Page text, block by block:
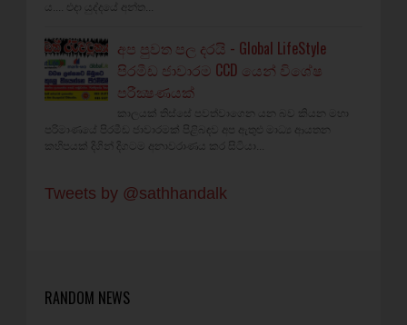
ය.... එදා යුද්දයේ අන්ත...
අප පුවත පල දරයි - Global LifeStyle
පිරමීඩ ජාවාරම CCD යෙන් විශේෂ
පරීක්‍ෂණයක්‌
කාලයක්‌ තිස්‌සේ පවත්වාගෙන යන බව කියන මහා
පරිමාණයේ පිරමීඩ ජාවාරමක්‌ පිළිබඳව අප ඇතුළු මාධ්‍ය ආයතන
කහිපයක් දිගින් දිගටම අනාවරාණය කර සිටියා...
Tweets by @sathhandalk
RANDOM NEWS